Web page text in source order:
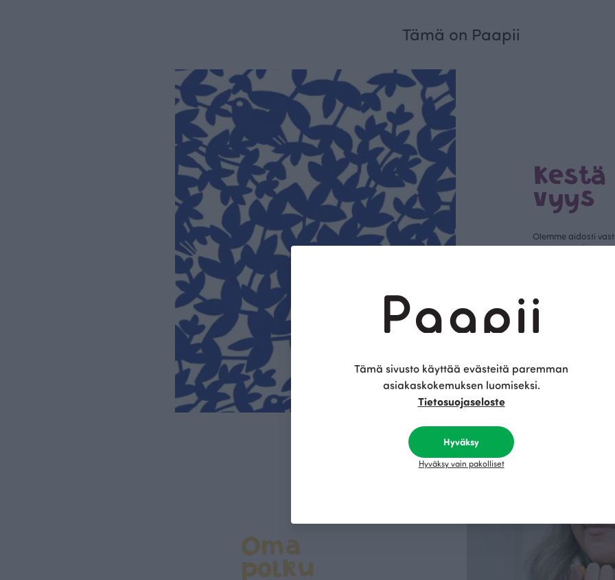
Tämä on Paapii
Kestä
vyys
Olemme aidosti
kotimainen
vain GOTS- ja
luomupuuvillaa ja
kaikki vaatteet
kertoo Avainlippu-
Oma
polku
Tämä sivusto käyttää evästeitä paremman
asiakaskokemuksen luomiseksi.
Tietosuojaseloste
Hyväksy
Hyväksy vain pakolliset